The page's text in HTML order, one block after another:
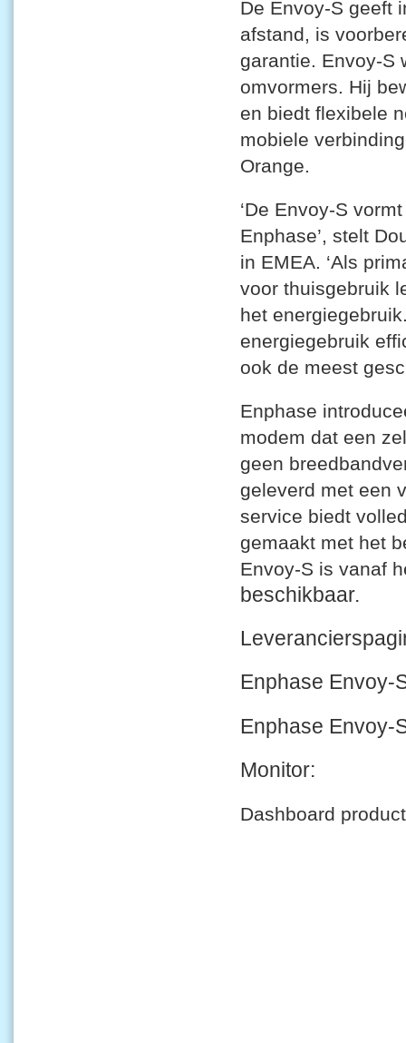
De Envoy-S geeft
afstand, is
garantie. Envoy-S
omvormers. Hij
en biedt flexibele
mobiele
Orange.
‘De Envoy-S
Enphase’, stelt
in EMEA. ‘Als
voor thuisgebruik
het
energiegebruik
ook de meest
Enphase
modem dat een
geen
geleverd met een
service biedt
gemaakt met het
Envoy-S is vanaf
beschikbaar.
Enphase Envoy-
Enphase
Monitor:
Dashboard